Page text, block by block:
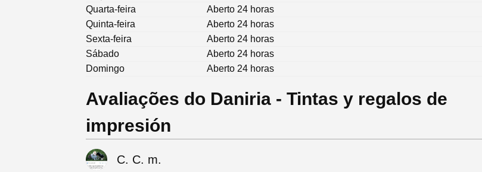
Quarta-feira
Aberto 24 horas
Quinta-feira
Aberto 24 horas
Sexta-feira
Aberto 24 horas
Sábado
Aberto 24 horas
Domingo
Aberto 24 horas
Avaliações do Daniria - Tintas y regalos de
impresión
C. C. m.